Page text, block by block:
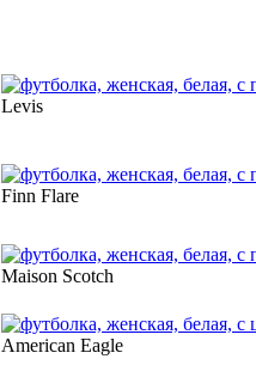
Levis
Finn Flare
Maison Scotch
American Eagle